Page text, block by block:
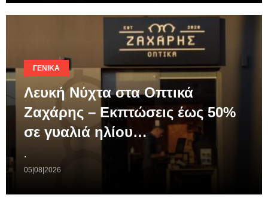
ΓΕΝΙΚΆ
Λευκή Νύχτα στα Οπτικά
Ζαχάρης – Εκπτώσεις έως 50%
σε γυαλιά ηλίου…
.
05|08|2026